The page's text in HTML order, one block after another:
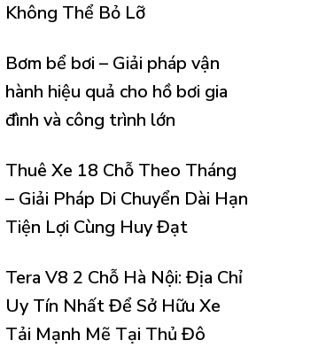
Không Thể Bỏ Lỡ
Bơm bể bơi – Giải pháp vận
hành hiệu quả cho hồ bơi gia
đình và công trình lớn
Thuê Xe 18 Chỗ Theo Tháng
– Giải Pháp Di Chuyển Dài Hạn
Tiện Lợi Cùng Huy Đạt
Tera V8 2 Chỗ Hà Nội: Địa Chỉ
Uy Tín Nhất Để Sở Hữu Xe
Tải Mạnh Mẽ Tại Thủ Đô